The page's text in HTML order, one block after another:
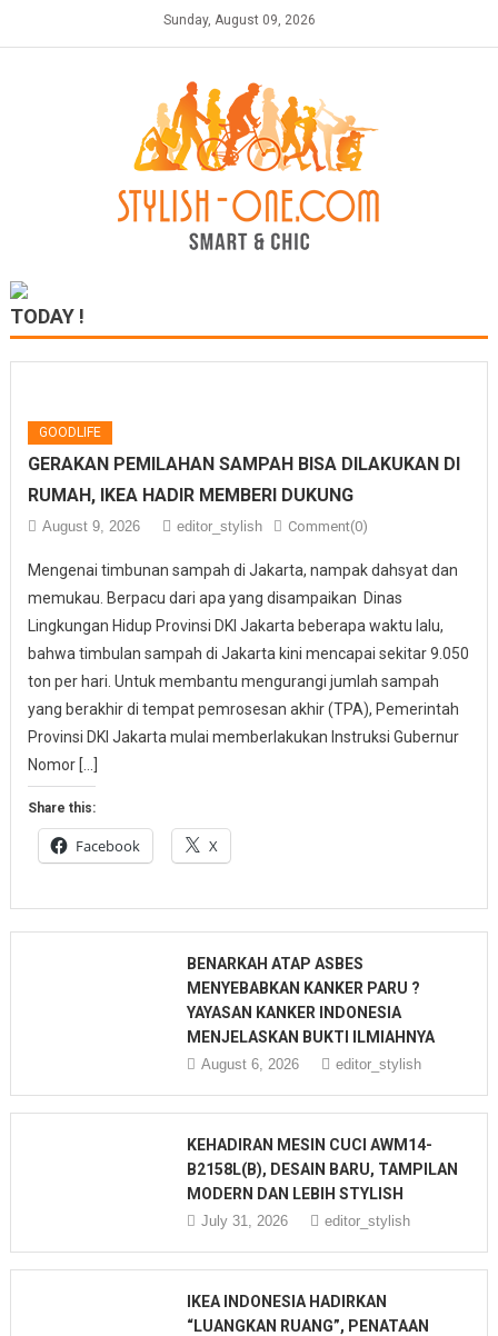
Sunday, August 09, 2026
TODAY !
GOODLIFE
GERAKAN PEMILAHAN SAMPAH BISA DILAKUKAN DI
RUMAH, IKEA HADIR MEMBERI DUKUNG
August 9, 2026 editor_stylish Comment(0)
Mengenai timbunan sampah di Jakarta, nampak dahsyat dan
memukau. Berpacu dari apa yang disampaikan Dinas
Lingkungan Hidup Provinsi DKI Jakarta beberapa waktu lalu,
bahwa timbulan sampah di Jakarta kini mencapai sekitar 9.050
ton per hari. Untuk membantu mengurangi jumlah sampah
yang berakhir di tempat pemrosesan akhir (TPA), Pemerintah
Provinsi DKI Jakarta mulai memberlakukan Instruksi Gubernur
Nomor […]
Share this:
Facebook X
BENARKAH ATAP ASBES
MENYEBABKAN KANKER PARU ?
YAYASAN KANKER INDONESIA
MENJELASKAN BUKTI ILMIAHNYA
August 6, 2026 editor_stylish
KEHADIRAN MESIN CUCI AWM14-
B2158L(B), DESAIN BARU, TAMPILAN
MODERN DAN LEBIH STYLISH
July 31, 2026 editor_stylish
IKEA INDONESIA HADIRKAN
“LUANGKAN RUANG”, PENATAAN